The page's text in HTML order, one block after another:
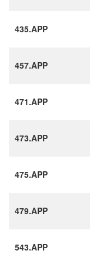
435.APP
457.APP
471.APP
473.APP
475.APP
479.APP
543.APP